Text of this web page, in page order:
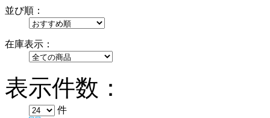
並び順：
在庫表示：
表示件数：
件